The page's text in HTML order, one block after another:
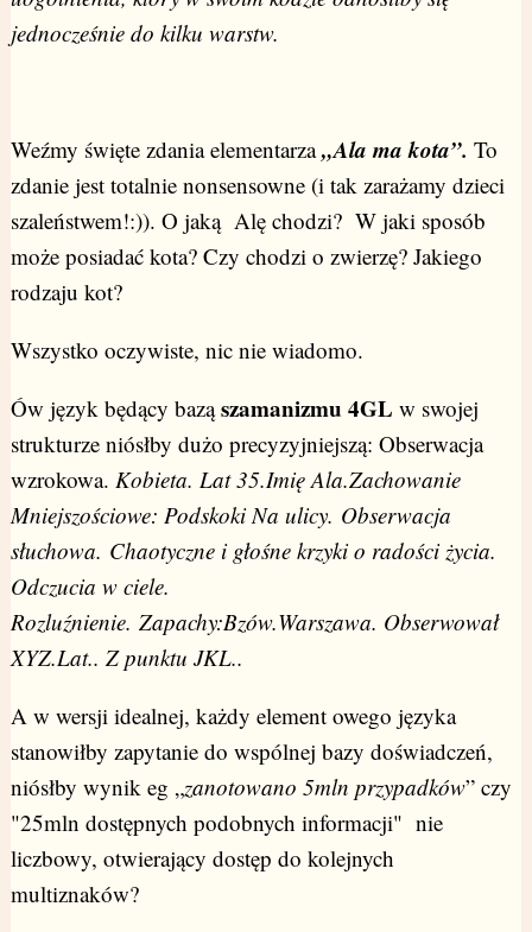
jednocześnie do kilku warstw.
Weźmy święte zdania elementarza„Ala ma kota”. To
zdanie jest totalnie nonsensowne (i tak zarażamy dzieci
szaleństwem!:)). O jaką Alę chodzi? W jaki sposób
może posiadać kota? Czy chodzi o zwierzę? Jakiego
rodzaju kot?
Wszystko oczywiste, nic nie wiadomo.
Ów język będący baząszamanizmu 4GL w swojej
strukturze niósłby dużo precyzyjniejszą: Obserwacja
wzrokowa. Kobieta. Lat 35.Imię Ala.Zachowanie
Mniejszościowe: Podskoki Na ulicy. Obserwacja
słuchowa. Chaotyczne i głośne krzyki o radości życia.
Odczucia w ciele.
Rozluźnienie. Zapachy:Bzów.Warszawa. Obserwował
XYZ.Lat.. Z punktu JKL..
A w wersji idealnej, każdy element owego języka
stanowiłby zapytanie do wspólnej bazy doświadczeń,
niósłby wynik eg „zanotowano 5mln przypadków” czy
"25mln dostępnych podobnych informacji" nie
liczbowy, otwierający dostęp do kolejnych
multiznaków?